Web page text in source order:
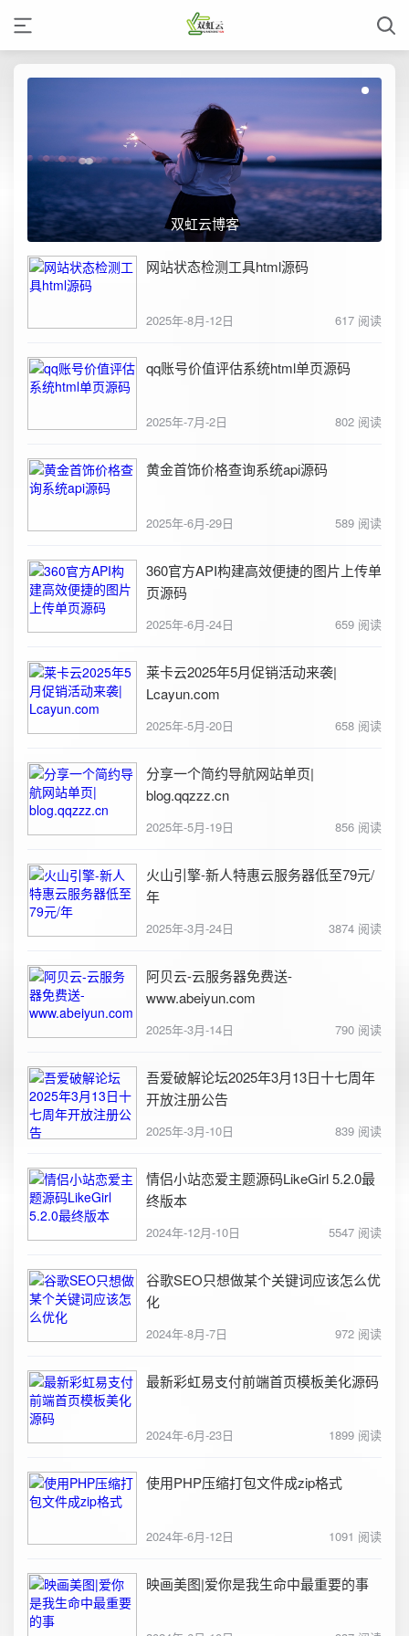
双虹云博客
网站状态检测工具html源码
2025年-8月-12日 617 阅读
qq账号价值评估系统html单页源码
2025年-7月-2日 802 阅读
黄金首饰价格查询系统api源码
2025年-6月-29日 589 阅读
360官方API构建高效便捷的图片上传单
页源码
2025年-6月-24日 659 阅读
莱卡云2025年5月促销活动来袭|
Lcayun.com
2025年-5月-20日 658 阅读
分享一个简约导航网站单页|
blog.qqzzz.cn
2025年-5月-19日 856 阅读
火山引擎-新人特惠云服务器低至79元/
年
2025年-3月-24日 3874 阅读
阿贝云-云服务器免费送-
www.abeiyun.com
2025年-3月-14日 790 阅读
吾爱破解论坛2025年3月13日十七周年
开放注册公告
2025年-3月-10日 839 阅读
情侣小站恋爱主题源码LikeGirl 5.2.0最
终版本
2024年-12月-10日 5547 阅读
谷歌SEO只想做某个关键词应该怎么优
化
2024年-8月-7日 972 阅读
最新彩虹易支付前端首页模板美化源码
2024年-6月-23日 1899 阅读
使用PHP压缩打包文件成zip格式
2024年-6月-12日 1091 阅读
映画美图|爱你是我生命中最重要的事